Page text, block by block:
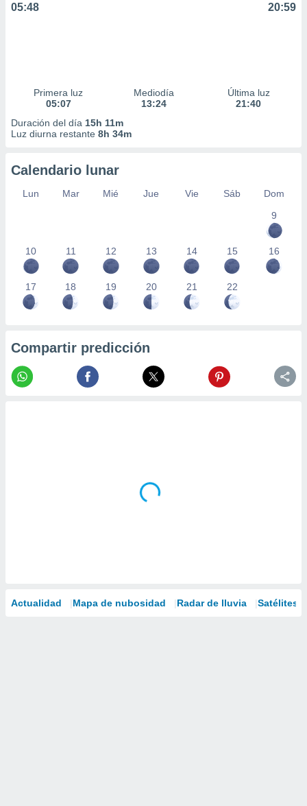
05:48 20:59
Primera luz
05:07
Mediodía
13:24
Última luz
21:40
Duración del día 15h 11m
Luz diurna restante 8h 34m
Calendario lunar
Lun Mar Mié Jue Vie Sáb
Dom
9
10 11 12 13 14 15 16
17 18 19 20 21 22
Compartir predicción
Actualidad Mapa de nubosidad Radar de lluvia Satélites